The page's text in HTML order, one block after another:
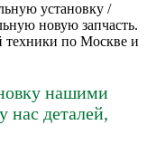
установку /
новую запчасть.
техники по Москве и
нашими
нас деталей,